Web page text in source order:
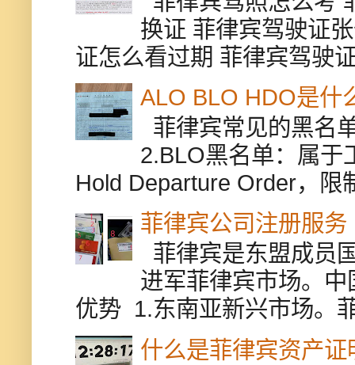
换证 菲律宾驾驶证
证怎么看过期 菲律宾驾驶
ALO BLO HDO是什
菲律宾常见的黑名
2.BLO黑名单：属于
Hold Departure Order，限
菲律宾公司注册服务
菲律宾是东盟成员
进军菲律宾市场。
优势 1.东南亚新兴市场。
什么是菲律宾资产证